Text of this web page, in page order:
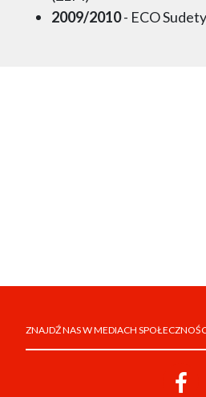
2009/2010- ECO
ZNAJDŹ NAS W MEDIACH